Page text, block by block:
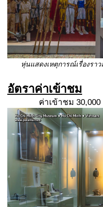
หุ่นแสดงเหตุการณ์เรื่องรา
อัตราค่าเข้าชม
ค่าเข้าชม 30,000